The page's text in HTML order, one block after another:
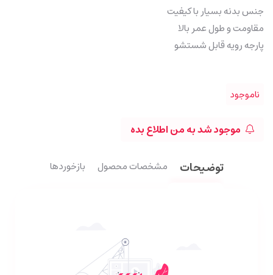
جنس بدنه بسیار با کیفیت
مقاومت و طول عمر بالا
پارجه رویه قابل شستشو
ناموجود
موجود شد به من اطلاع بده
توضیحات مشخصات محصول بازخوردها